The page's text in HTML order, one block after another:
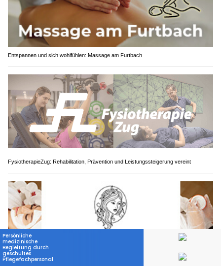
Entspannen und sich wohlfühlen: Massage am Furtbach
FysiotherapieZug: Rehabilitation, Prävention und Leistungssteigerung vereint